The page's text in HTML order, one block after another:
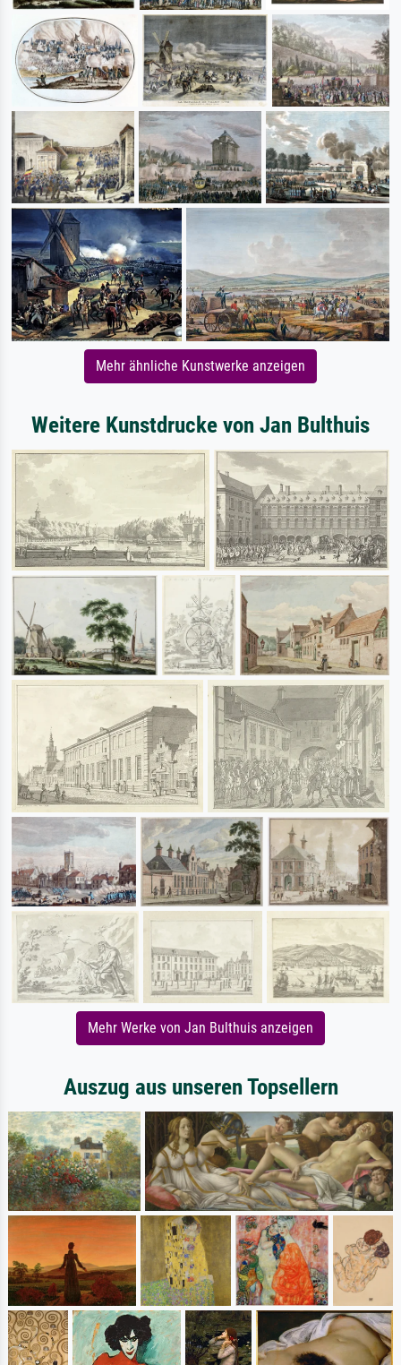
Mehr ähnliche Kunstwerke anzeigen
Weitere Kunstdrucke von Jan Bulthuis
Mehr Werke von Jan Bulthuis anzeigen
Auszug aus unseren Topsellern